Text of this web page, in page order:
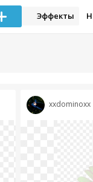
Эффекты
xxdominoxx